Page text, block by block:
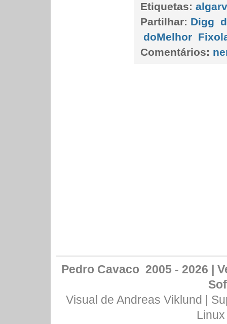
Etiquetas:
Partilhar: Digg
doMelhor
Comentários:
Pedro Cavaco 2005 - 2026 |
Visual de Andreas Viklund |
Linux